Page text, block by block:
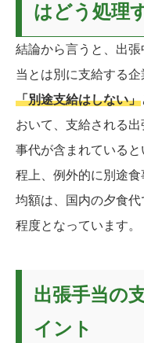
はどう処理
結論から言うと、出
当とは別に支給する企
「別途支給はしない」
おいて、支給される
事代が含まれている
程上、例外的に別途
均額は、国内の夕食
程度となっています。
出張手当の
イント